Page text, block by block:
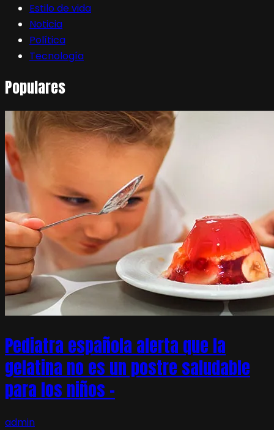
Estilo de vida
Noticia
Política
Tecnología
Populares
Pediatra española alerta que la
gelatina no es un postre saludable
para los niños –
admin